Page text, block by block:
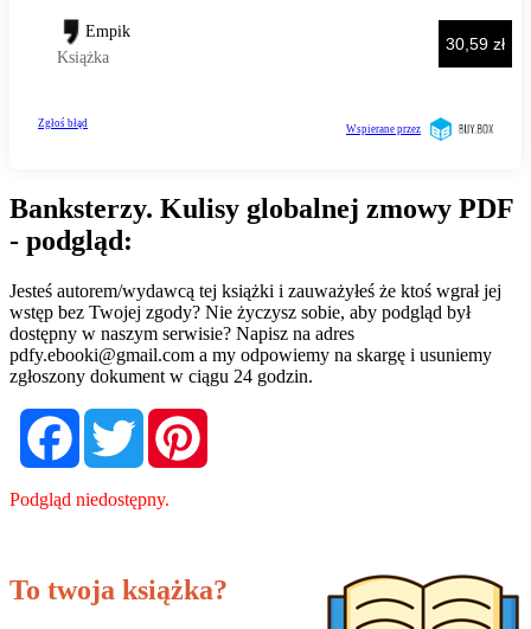
Banksterzy. Kulisy globalnej zmowy PDF
- podgląd:
Jesteś autorem/wydawcą tej książki i zauważyłeś że ktoś wgrał jej
wstęp bez Twojej zgody? Nie życzysz sobie, aby podgląd był
dostępny w naszym serwisie? Napisz na adres
pdfy.ebooki@gmail.com a my odpowiemy na skargę i usuniemy
zgłoszony dokument w ciągu 24 godzin.
FacebookTwitter
Podgląd niedostępny.
To twoja książka?